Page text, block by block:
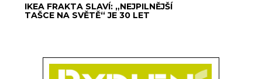
IKEA FRAKTA SLAVÍ: „NEJPILNĚJŠÍ
TAŠCE NA SVĚTĚ“ JE 30 LET